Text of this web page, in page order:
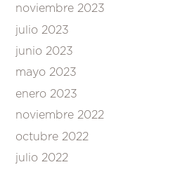
noviembre 2023
julio 2023
junio 2023
mayo 2023
enero 2023
noviembre 2022
octubre 2022
julio 2022